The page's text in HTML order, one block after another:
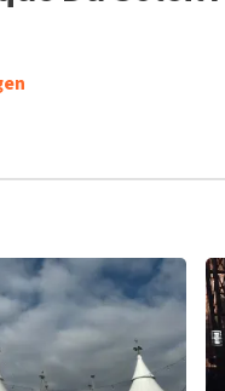
echten Kunden. Es
bis eine Bewertung